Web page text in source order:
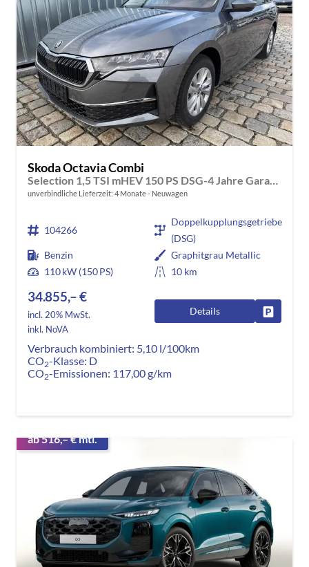
Skoda Octavia Combi
unverbindliche Lieferzeit: 4 Monate Neuwagen
104266
Doppelkupplungsgetriebe
(DSG)
Benzin
Graphitgrau Metallic
110 kW (150 PS)
10 km
34.855,– €
incl. 20% MwSt.
inkl. NoVA
Details
Verbrauch kombiniert: 5,10 l/100km
CO2-Klasse: D
CO2-Emissionen: 117,00 g/km
ab 516,– € mtl.